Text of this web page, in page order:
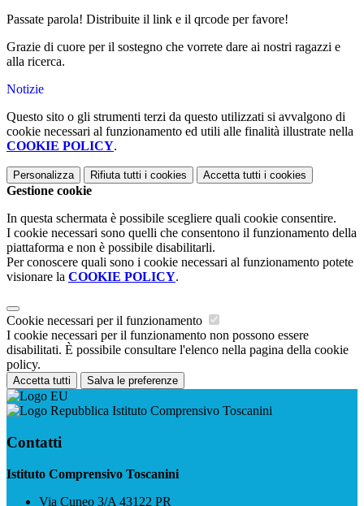
Passate parola! Distribuite il link e il qrcode per favore!
Grazie di cuore per il sostegno che vorrete dare ai nostri ragazzi e
alla ricerca.
Notizie
Questo sito o gli strumenti terzi da questo utilizzati si avvalgono di
cookie necessari al funzionamento ed utili alle finalità illustrate nella
COOKIE POLICY.
Personalizza Rifiuta tutti i cookies Accetta tutti i cookies
Gestione cookie
In questa schermata è possibile scegliere quali cookie consentire.
I cookie necessari sono quelli che consentono il funzionamento della
piattaforma e non è possibile disabilitarli.
Per conoscere quali sono i cookie necessari al funzionamento potete
visionare la COOKIE POLICY.
Cookie necessari per il funzionamento
I cookie necessari per il funzionamento non possono essere
disabilitati. È possibile consultare l'elenco nella pagina della cookie
policy.
Accetta tutti Salva le preferenze
Istituto Comprensivo Toscanini
Contatti
Istituto Comprensivo Toscanini
Via Cuneo 3/A 43122 PR